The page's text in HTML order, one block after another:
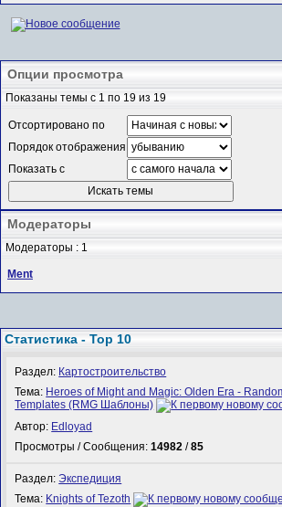
Опции просмотра
Показаны темы с 1 по 19 из 19
Отсортировано по
Порядок отображения
Показать с
Модераторы
Модераторы : 1
Ment
Статистика - Top 10
Раздел: Картостроительство
Тема: Heroes of Might and Magic: Olden Era -
Templates (RMG Шаблоны)
Автор: Edloyad
Просмотры / Сообщения:14982 /85
Раздел:Экспедиция
Тема: Knights of Tezoth